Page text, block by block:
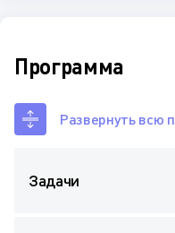
Программа
Развернуть всю
Задачи